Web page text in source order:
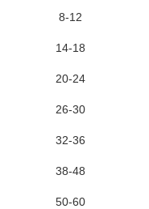
8-12
14-18
20-24
26-30
32-36
38-48
50-60